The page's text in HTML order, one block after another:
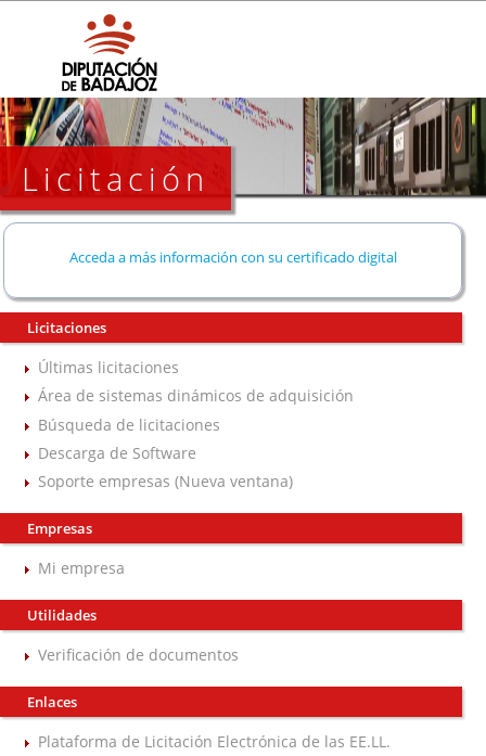
Licitación
Acceda a más información con su certificado digital
Licitaciones
Últimas licitaciones
Área de sistemas dinámicos de adquisición
Búsqueda de licitaciones
Descarga de Software
Soporte empresas (Nueva ventana)
Empresas
Mi empresa
Utilidades
Verificación de documentos
Enlaces
Plataforma de Licitación Electrónica de las EE.LL.